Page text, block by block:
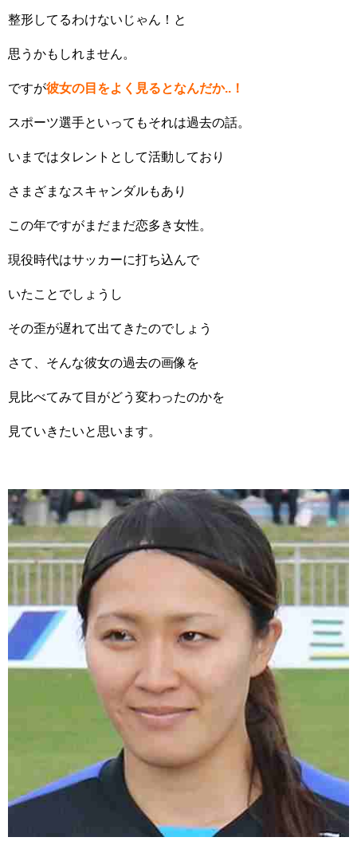
整形してるわけないじゃん！と
思うかもしれません。
ですが彼女の目をよく見るとなんだか..！
スポーツ選手といってもそれは過去の話。
いまではタレントとして活動しており
さまざまなスキャンダルもあり
この年ですがまだまだ恋多き女性。
現役時代はサッカーに打ち込んで
いたことでしょうし
その歪が遅れて出てきたのでしょう
さて、そんな彼女の過去の画像を
見比べてみて目がどう変わったのかを
見ていきたいと思います。